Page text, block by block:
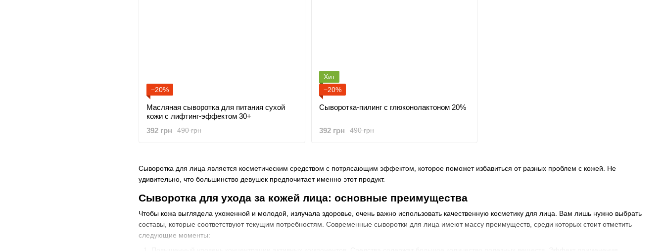
Сыворотка для лица является косметическим средством с потрясающим эффектом, которое поможет избавиться от разных проблем с кожей. Не
удивительно, что большинство девушек предпочитает именно этот продукт.
Сыворотка для ухода за кожей лица: основные преимущества
Чтобы кожа выглядела ухоженной и молодой, излучала здоровье, очень важно использовать качественную косметику для лица. Вам лишь нужно выбрать
составы, которые соответствуют текущим потребностям. Современные сыворотки для лица имеют массу преимуществ, среди которых стоит отметить
следующие моменты:
−20%
Масляная сыворотка для питания сухой
кожи с лифтинг-эффектом 30+
490 грн
392 грн
Хит
−20%
Сыворотка-пилинг с глюконолактоном 20%
490 грн
392 грн